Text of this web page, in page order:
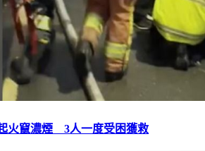
火竄濃煙 3人一度受困獲救